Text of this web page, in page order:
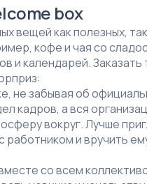
box
вещей как полезных,
кофе и чая со
и календарей.
не забывая об
кадров, а вся
вокруг. Лучше
и вручить
со всем